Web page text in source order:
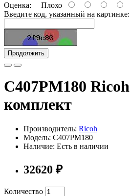
Оценка: Плохо
Введите код, указанный на картинке:
Продолжить
C407PM180
комплект
Производитель: Ricoh
Модель: C407PM180
Наличие: Есть в наличии
32620 ₽
Количество